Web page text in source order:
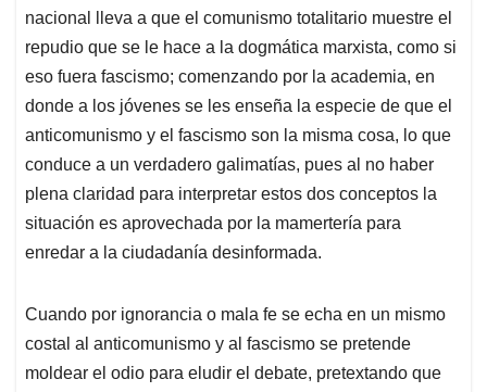
nacional lleva a que el comunismo totalitario muestre el
repudio que se le hace a la dogmática marxista, como si
eso fuera fascismo; comenzando por la academia, en
donde a los jóvenes se les enseña la especie de que el
anticomunismo y el fascismo son la misma cosa, lo que
conduce a un verdadero galimatías, pues al no haber
plena claridad para interpretar estos dos conceptos la
situación es aprovechada por la mamertería para
enredar a la ciudadanía desinformada.
Cuando por ignorancia o mala fe se echa en un mismo
costal al anticomunismo y al fascismo se pretende
moldear el odio para eludir el debate, pretextando que